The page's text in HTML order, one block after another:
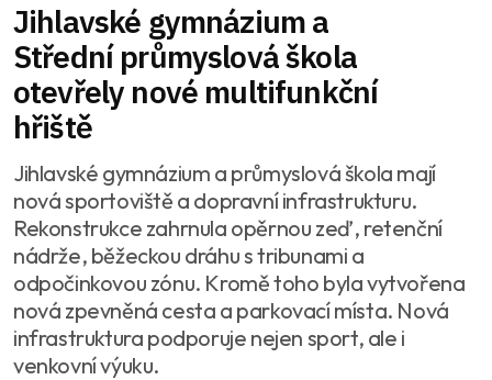
Jihlavské gymnázium a
Střední průmyslová škola
otevřely nové multifunkční
hřiště
Jihlavské gymnázium a průmyslová škola mají
nová sportoviště a dopravní infrastrukturu.
Rekonstrukce zahrnula opěrnou zeď, retenční
nádrže, běžeckou dráhu s tribunami a
odpočinkovou zónu. Kromě toho byla vytvořena
nová zpevněná cesta a parkovací místa. Nová
infrastruktura podporuje nejen sport, ale i
venkovní výuku.